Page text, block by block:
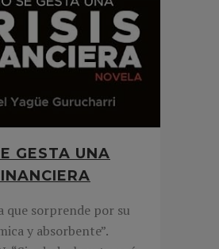
GESTA UNA
que sorprende por su
y absorbente”.